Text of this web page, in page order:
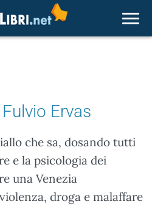
Ervas
che sa, dosando tutti
e la psicologia dei
una Venezia
droga e malaffare